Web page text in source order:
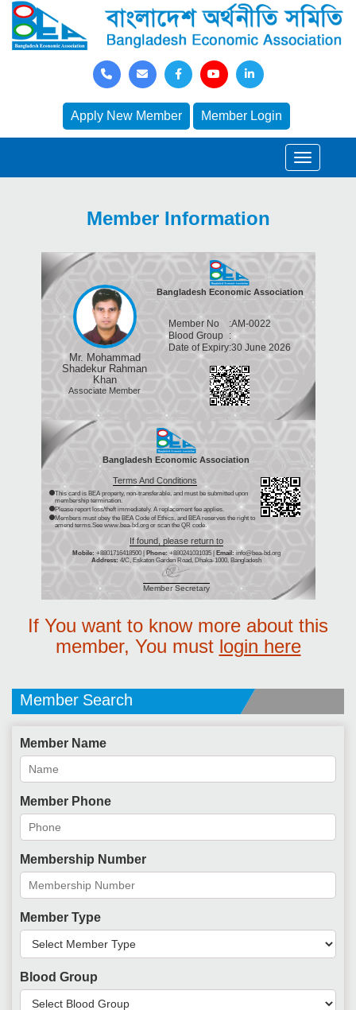
Apply New Member Member Login
Member Information
Mr. Mohammad
Shadekur Rahman
Khan
Associate Member
Bangladesh Economic Association
Member No :AM-0022
Blood Group :
Date of Expiry:30 June 2026
Bangladesh Economic Association
Terms And Conditions
This card is BEA property, non-transferable, and must be submitted upon
membership termination.
Please report loss/theft immediately. A replacement fee applies.
Members must obey the BEA Code of Ethics, and BEA reserves the right to
amend terms.See www.bea-bd.org or scan the QR code.
If found, please return to
Mobile: +8801716418500 | Phone: +880241031035 | Email: info@bea-bd.org
Address: 4/C, Eskaton Garden Road, Dhaka-1000, Bangladesh
Member Secretary
If You want to know more about this
member, You must login here
Member Search
Member Name
Member Phone
Membership Number
Member Type
Blood Group